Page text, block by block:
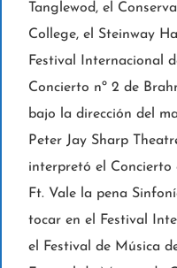
Tanglewod, el
College, el Steinway
Festival Internacional
Concierto nº 2 de
bajo la dirección del
Peter Jay Sharp
interpretó el Concierto
Ft. Vale la pena
tocar en el Festival
el Festival de Música